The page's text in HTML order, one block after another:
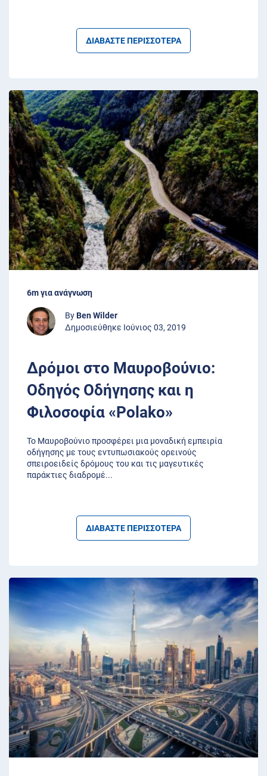
ΔΙΑΒΑΣΤΕ ΠΕΡΙΣΣΟΤΕΡΑ
6m για ανάγνωση
ByBen Wilder
Δημοσιεύθηκε Ιούνιος 03, 2019
Δρόμοι στο Μαυροβούνιο:
Οδηγός Οδήγησης και η
Φιλοσοφία «Polako»
Το Μαυροβούνιο προσφέρει μια μοναδική εμπειρία
οδήγησης με τους εντυπωσιακούς ορεινούς
σπειροειδείς δρόμους του και τις μαγευτικές
παράκτιες διαδρομέ...
ΔΙΑΒΑΣΤΕ ΠΕΡΙΣΣΟΤΕΡΑ